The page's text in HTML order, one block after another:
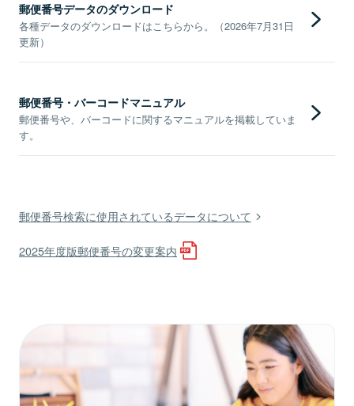
郵便番号データのダウンロード
各種データのダウンロードはこちらから。（2026年7月31日
更新）
郵便番号・バーコードマニュアル
郵便番号や、バーコードに関するマニュアルを掲載していま
す。
郵便番号検索に使用されているデータについて
2025年度版郵便番号の変更案内